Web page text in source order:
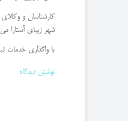
کارشناسان و
شهر زیبای آستارا
با واگذاری خدمات ثبت شرکت
نوشتن دیدگاه